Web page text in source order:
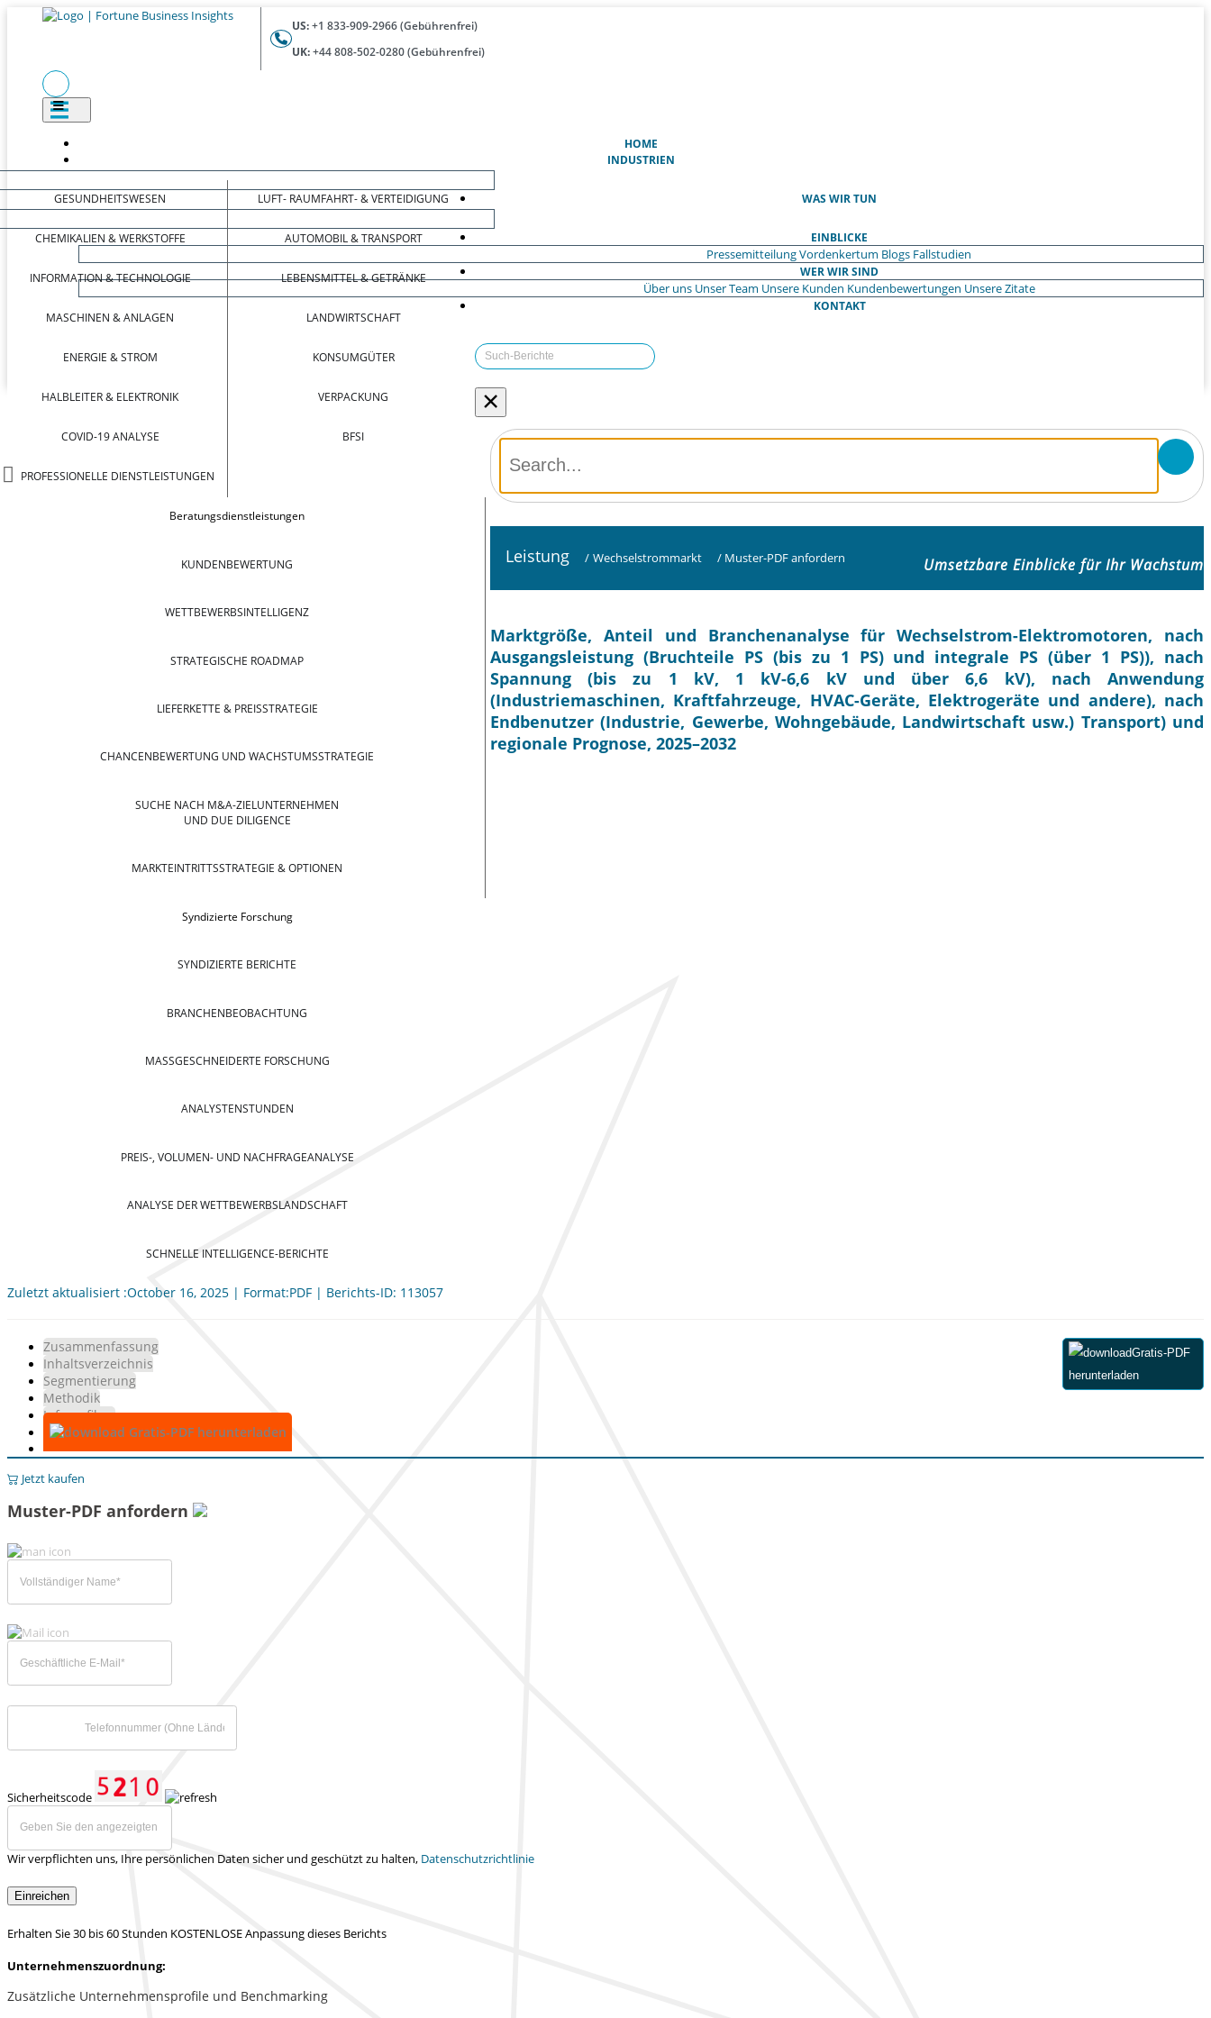
US:+1 833-909-2966 (Gebührenfrei)
UK:+44 808-502-0280 (Gebührenfrei)
HOME
INDUSTRIEN
GESUNDHEITSWESEN
CHEMIKALIEN & WERKSTOFFE
INFORMATION & TECHNOLOGIE
MASCHINEN & ANLAGEN
ENERGIE & STROM
HALBLEITER & ELEKTRONIK
COVID-19 ANALYSE
PROFESSIONELLE DIENSTLEISTUNGEN
LUFT- RAUMFAHRT- & VERTEIDIGUNG
AUTOMOBIL & TRANSPORT
LEBENSMITTEL & GETRÄNKE
LANDWIRTSCHAFT
KONSUMGÜTER
VERPACKUNG
BFSI
WAS WIR TUN
Beratungsdienstleistungen
KUNDENBEWERTUNG
WETTBEWERBSINTELLIGENZ
STRATEGISCHE ROADMAP
LIEFERKETTE & PREISSTRATEGIE
CHANCENBEWERTUNG UND WACHSTUMSSTRATEGIE
SUCHE NACH M&A-ZIELUNTERNEHMEN
UND DUE DILIGENCE
MARKTEINTRITTSSTRATEGIE & OPTIONEN
Syndizierte Forschung
SYNDIZIERTE BERICHTE
BRANCHENBEOBACHTUNG
MASSGESCHNEIDERTE FORSCHUNG
ANALYSTENSTUNDEN
PREIS-, VOLUMEN- UND NACHFRAGEANALYSE
ANALYSE DER WETTBEWERBSLANDSCHAFT
SCHNELLE INTELLIGENCE-BERICHTE
EINBLICKE
PressemitteilungVordenkertum Blogs Fallstudien
WER WIR SIND
Über uns Unser Team Unsere Kunden Kundenbewertungen Unsere Zitate
KONTAKT
×
Leistung / Wechselstrommarkt / Muster-PDF anfordern Umsetzbare Einblicke für Ihr Wachstum
Marktgröße, Anteil und Branchenanalyse für Wechselstrom-Elektromotoren, nach
Ausgangsleistung (Bruchteile PS (bis zu 1 PS) und integrale PS (über 1 PS)), nach
Spannung (bis zu 1 kV, 1 kV-6,6 kV und über 6,6 kV), nach Anwendung
(Industriemaschinen, Kraftfahrzeuge, HVAC-Geräte, Elektrogeräte und andere), nach
Endbenutzer (Industrie, Gewerbe, Wohngebäude, Landwirtschaft usw.) Transport) und
regionale Prognose, 2025–2032
Zuletzt aktualisiert :October 16, 2025 | Format:PDF | Berichts-ID: 113057
Zusammenfassung
Inhaltsverzeichnis
Segmentierung
Methodik
Infografiken
Gratis-PDF herunterladen
Gratis-PDF
herunterladen
Jetzt kaufen
Muster-PDF anfordern
Sicherheitscode
Wir verpflichten uns, Ihre persönlichen Daten sicher und geschützt zu halten, Datenschutzrichtlinie
Einreichen
Erhalten Sie 30 bis 60 Stunden KOSTENLOSE Anpassung dieses Berichts
Unternehmenszuordnung:
Zusätzliche Unternehmensprofile und Benchmarking